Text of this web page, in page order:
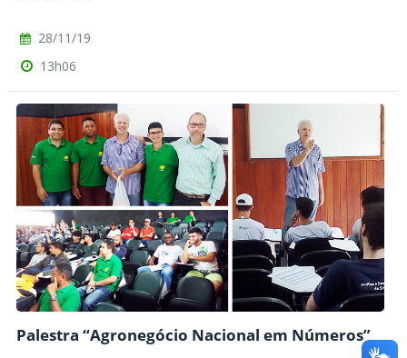
28/11/19
13h06
Palestra “Agronegócio Nacional em Números”